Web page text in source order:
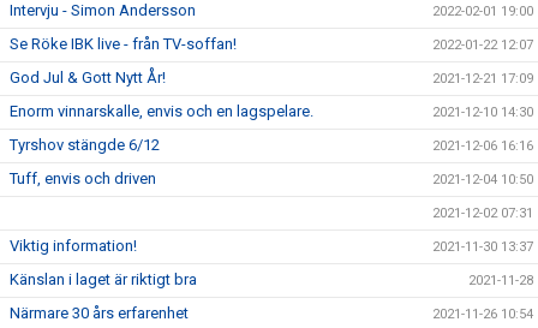
Intervju - Simon Andersson 2022-02-01 19:00
Se Röke IBK live - från TV-soffan! 2022-01-22 12:07
God Jul & Gott Nytt År! 2021-12-21 17:09
Enorm vinnarskalle, envis och en lagspelare. 2021-12-10 14:30
Tyrshov stängde 6/12 2021-12-06 16:16
Tuff, envis och driven 2021-12-04 10:50
2021-12-02 07:31
Viktig information! 2021-11-30 13:37
Känslan i laget är riktigt bra 2021-11-28
Närmare 30 års erfarenhet 2021-11-26 10:54